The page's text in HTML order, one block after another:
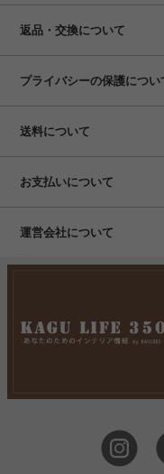
返品・交換について
プライバシーの保護につい
送料について
お支払いについて
運営会社について